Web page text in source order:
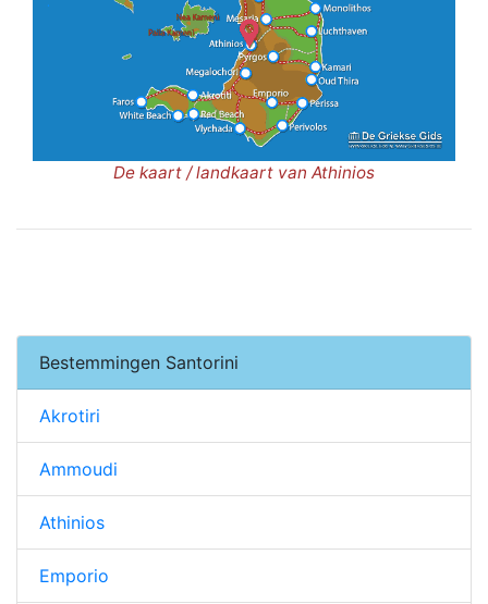
De kaart / landkaart van Athinios
Bestemmingen Santorini
Akrotiri
Ammoudi
Athinios
Emporio